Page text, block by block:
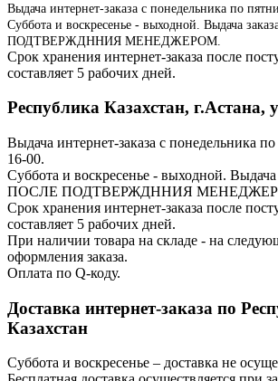
Выдача интернет-заказа с понедельника по
Суббота и воскресенье - выходной. Выдача
ПОДТВЕРЖДННИЯ МЕНЕДЖЕРОМ.
Срок хранения интернет-заказа после
составляет 5 рабочих дней.
Республика Казахстан, г.Астана,
Выдача интернет-заказа с понедельника
16-00.
Суббота и воскресенье - выходной.
ПОСЛЕ ПОДТВЕРЖДННИЯ
Срок хранения интернет-заказа после
составляет 5 рабочих дней.
При наличии товара на складе - на
оформления заказа.
Оплата по Q-коду.
Доставка интернет-заказа по
Казахстан
Суббота и воскресенье – доставка не